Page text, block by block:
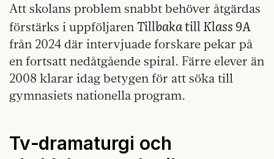
Att skolans problem snabbt behöver åtgärdas
förstärks i uppföljarenTillbaka till Klass 9A
från 2024 där intervjuade forskare pekar på
en fortsatt nedåtgående spiral. Färre elever än
2008 klarar idag betygen för att söka till
gymnasiets nationella program.
Tv‑dramaturgi och